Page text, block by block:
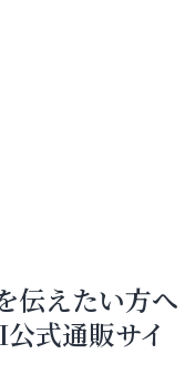
伝えたい方へ
式通販サイ